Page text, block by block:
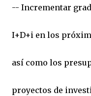
-- Incrementar
I+D+i en los
así como los
proyectos de